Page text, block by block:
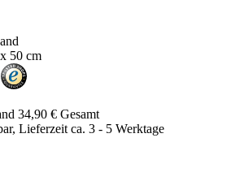
50 cm
34,90 € Gesamt
Lieferzeit ca. 3 - 5 Werktage